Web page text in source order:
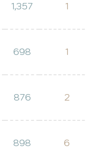
1,357 1
698 1
876 2
898 6